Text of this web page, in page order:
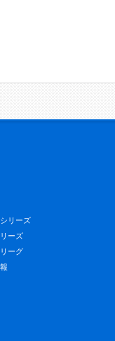
リーズ
ーズ
ーグ